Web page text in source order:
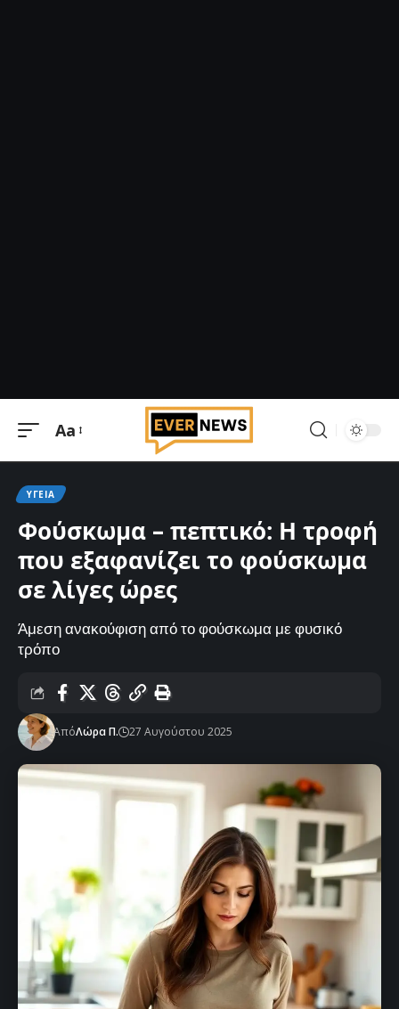
Μεγέθυνση
Aa
ΥΓΕΊΑ
Φούσκωμα – πεπτικό: Η τροφή
που εξαφανίζει το φούσκωμα
σε λίγες ώρες
Άμεση ανακούφιση από το φούσκωμα με φυσικό
τρόπο
ΑπόΛώρα Π. 27 Αυγούστου 2025